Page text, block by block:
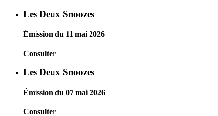
Les Deux Snoozes
Émission du 11 mai 2026
Consulter
Les Deux Snoozes
Émission du 07 mai 2026
Consulter